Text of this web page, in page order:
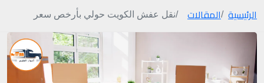
الرئيسية المقالات نقل عفش الكويت حولي بأرخص سعر